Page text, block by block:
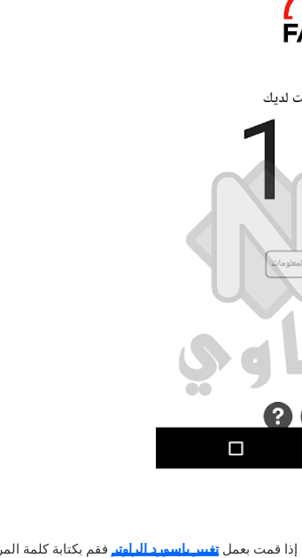
تغيير باسورد الراوتر فقم بكتابة كلمة
Muhammad Elmasry
أفضل 11 موقع تصميم بالذكاء